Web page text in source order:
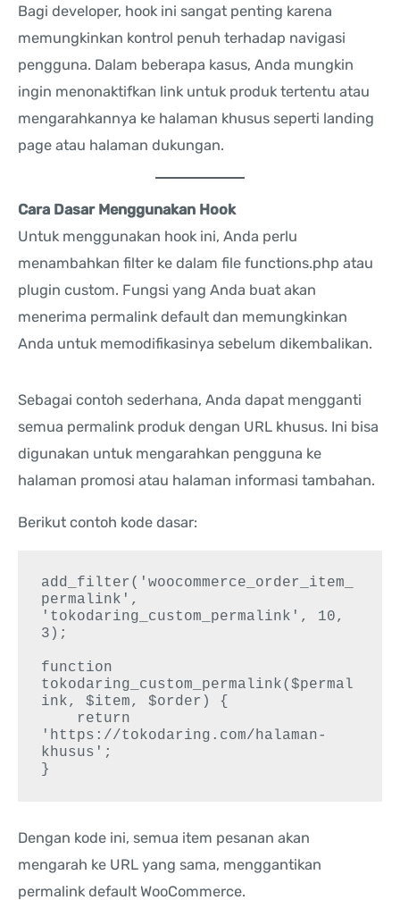
Bagi developer, hook ini sangat penting karena
memungkinkan kontrol penuh terhadap navigasi
pengguna. Dalam beberapa kasus, Anda mungkin
ingin menonaktifkan link untuk produk tertentu atau
mengarahkannya ke halaman khusus seperti landing
page atau halaman dukungan.
Cara Dasar Menggunakan Hook
Untuk menggunakan hook ini, Anda perlu
menambahkan filter ke dalam file functions.php atau
plugin custom. Fungsi yang Anda buat akan
menerima permalink default dan memungkinkan
Anda untuk memodifikasinya sebelum dikembalikan.
Sebagai contoh sederhana, Anda dapat mengganti
semua permalink produk dengan URL khusus. Ini bisa
digunakan untuk mengarahkan pengguna ke
halaman promosi atau halaman informasi tambahan.
Berikut contoh kode dasar:
add_filter('woocommerce_order_item_
permalink',
'tokodaring_custom_permalink', 10,
3);
function
tokodaring_custom_permalink($permal
ink, $item, $order) {
'https://tokodaring.com/halaman-
khusus';
Dengan kode ini, semua item pesanan akan
mengarah ke URL yang sama, menggantikan
permalink default WooCommerce.